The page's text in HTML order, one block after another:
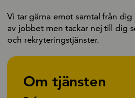
Vi tar gärna emot samtal från dig
av jobbet men tackar nej till dig
och rekryteringstjänster.
Om tjänsten